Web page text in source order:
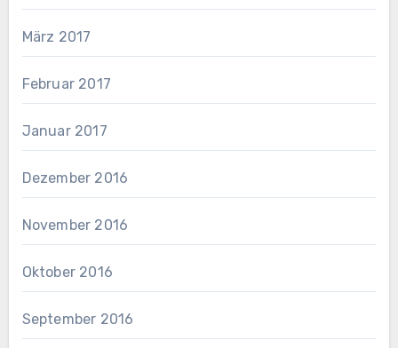
März 2017
Februar 2017
Januar 2017
Dezember 2016
November 2016
Oktober 2016
September 2016